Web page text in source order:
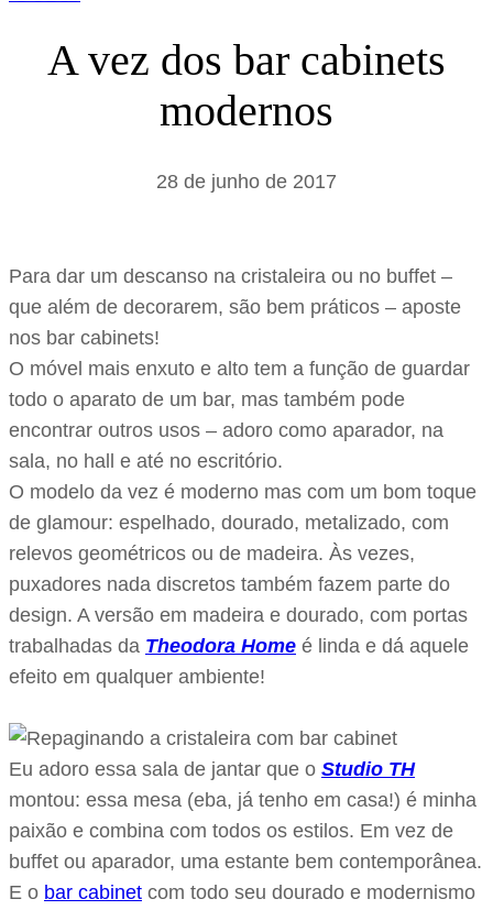
A vez dos bar cabinets
modernos
28 de junho de 2017
Para dar um descanso na cristaleira ou no buffet –
que além de decorarem, são bem práticos – aposte
nos bar cabinets!
O móvel mais enxuto e alto tem a função de guardar
todo o aparato de um bar, mas também pode
encontrar outros usos – adoro como aparador, na
sala, no hall e até no escritório.
O modelo da vez é moderno mas com um bom toque
de glamour: espelhado, dourado, metalizado, com
relevos geométricos ou de madeira. Às vezes,
puxadores nada discretos também fazem parte do
design. A versão em madeira e dourado, com portas
trabalhadas da Theodora Home é linda e dá aquele
efeito em qualquer ambiente!
Eu adoro essa sala de jantar que o Studio TH
montou: essa mesa (eba, já tenho em casa!) é minha
paixão e combina com todos os estilos. Em vez de
buffet ou aparador, uma estante bem contemporânea.
E o bar cabinet com todo seu dourado e modernismo